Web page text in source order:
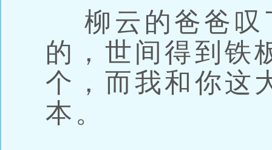
柳云的爸爸叹
的，世间得到铁
个，而我和你这
本。